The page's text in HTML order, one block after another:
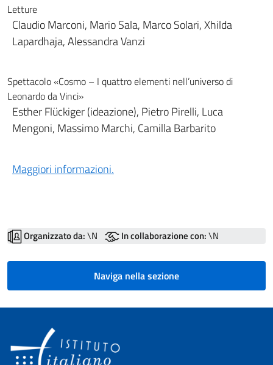
Letture
Claudio Marconi, Mario Sala, Marco Solari, Xhilda
Lapardhaja, Alessandra Vanzi
Spettacolo «Cosmo – I quattro elementi nell’universo di
Leonardo da Vinci»
Esther Flückiger (ideazione), Pietro Pirelli, Luca
Mengoni, Massimo Marchi, Camilla Barbarito
Maggiori informazioni.
Organizzato da:\N In collaborazione con:\N
Naviga nella sezione